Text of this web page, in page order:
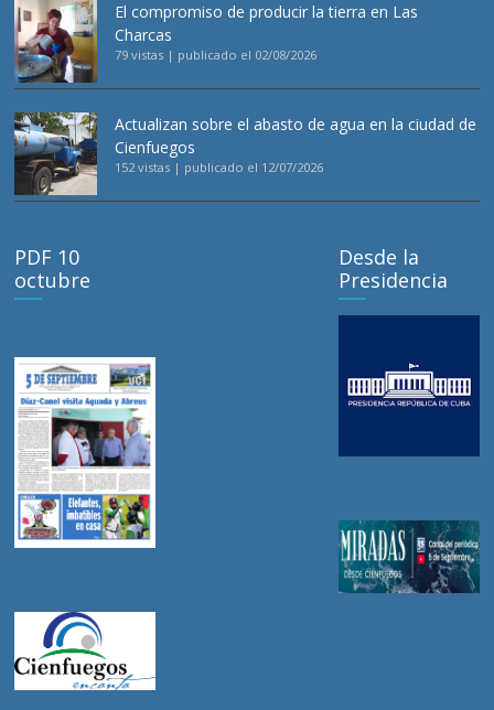
El compromiso de producir la tierra en Las
Charcas
79 vistas | publicado el 02/08/2026
Actualizan sobre el abasto de agua en la ciudad de
Cienfuegos
152 vistas | publicado el 12/07/2026
PDF 10
octubre
Desde la
Presidencia